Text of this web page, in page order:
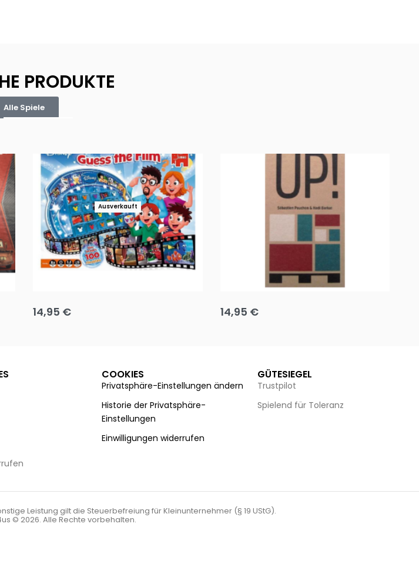
PRODUKTE
Alle Spiele
Ausverkauft
14,95 €
Team up
14,95 €
COOKIES
Privatsphäre-Einstellungen ändern
Historie der Privatsphäre-
Einstellungen
Einwilligungen widerrufen
GÜTESIEGEL
Trustpilot
Spielend für Toleranz
Leistung gilt die Steuerbefreiung für Kleinunternehmer (§ 19 UStG).
© 2026. Alle Rechte vorbehalten.